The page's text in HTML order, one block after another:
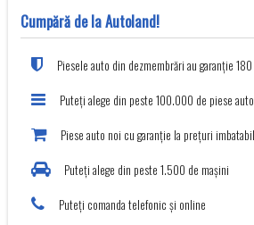
Cumpără de la Autoland!
Piesele auto din dezmembrări au garanție
Puteți alege din peste 100.000 de piese auto
Piese auto noi cu garanție la prețuri
Puteți alege din peste 1.500 de mașini
Puteți comanda telefonic și online